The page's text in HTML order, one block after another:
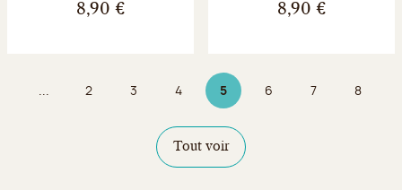
8,90 € 8,90 €
... Page
2 Page
3 Page
4 5Page 5 sur 9
Page
6 Page
7 Page
8
Tout voir